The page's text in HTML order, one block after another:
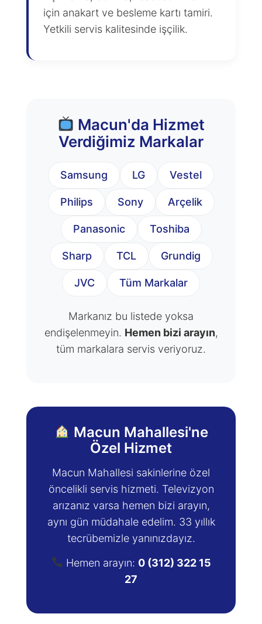
için anakart ve besleme kartı tamiri.
Yetkili servis kalitesinde işçilik.
Macun'da Hizmet
Verdiğimiz Markalar
Samsung LG Vestel
Philips Sony Arçelik
Panasonic Toshiba
Sharp TCL Grundig
JVC Tüm Markalar
Markanız bu listede yoksa
endişelenmeyin. Hemen bizi arayın,
tüm markalara servis veriyoruz.
Macun Mahallesi'ne
Özel Hizmet
Macun Mahallesi sakinlerine özel
öncelikli servis hizmeti. Televizyon
arızanız varsa hemen bizi arayın,
aynı gün müdahale edelim. 33 yıllık
tecrübemizle yanınızdayız.
Hemen arayın: 0 (312) 322 15
27